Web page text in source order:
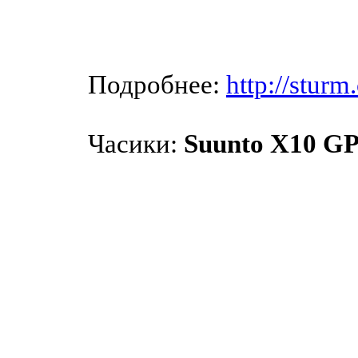
Подробнее: http://
Часики: Suunto X10